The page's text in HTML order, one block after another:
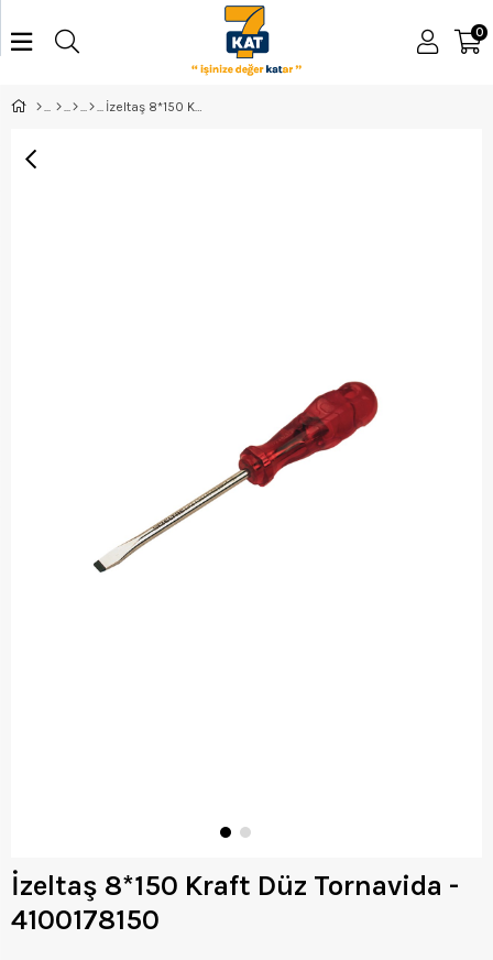
0
İzeltaş 8*150 Kraft Düz Tornavida -
4100178150